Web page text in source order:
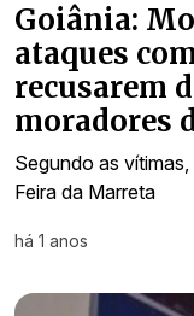
Goiânia:
ataques
recusarem
moradores
Segundo as
Feira da Marreta
há 1 anos